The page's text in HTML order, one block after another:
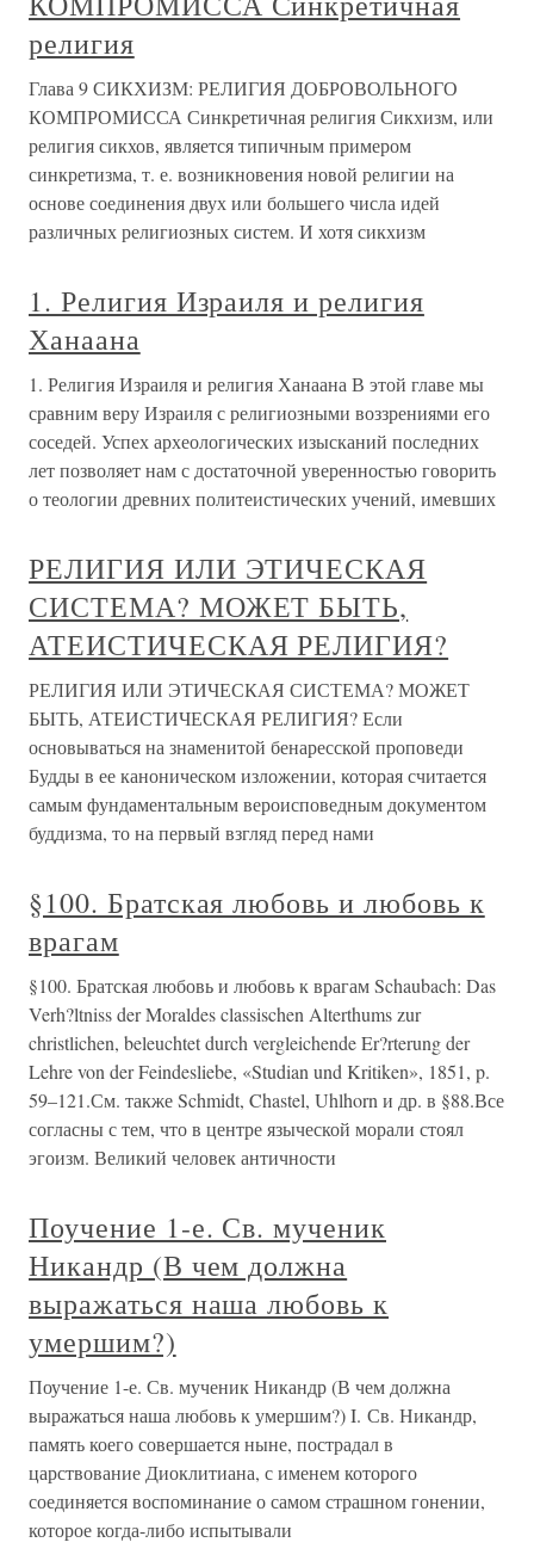
религия
Глава 9 СИКХИЗМ: РЕЛИГИЯ ДОБРОВОЛЬНОГО
КОМПРОМИССА Синкретичная религия Сикхизм, или
религия сикхов, является типичным примером
синкретизма, т. е. возникновения новой религии на
основе соединения двух или большего числа идей
различных религиозных систем. И хотя сикхизм
1. Религия Израиля и религия
Ханаана
1. Религия Израиля и религия Ханаана В этой главе мы
сравним веру Израиля с религиозными воззрениями его
соседей. Успех археологических изысканий последних
лет позволяет нам с достаточной уверенностью говорить
о теологии древних политеистических учений, имевших
РЕЛИГИЯ ИЛИ ЭТИЧЕСКАЯ
СИСТЕМА? МОЖЕТ БЫТЬ,
АТЕИСТИЧЕСКАЯ РЕЛИГИЯ?
РЕЛИГИЯ ИЛИ ЭТИЧЕСКАЯ СИСТЕМА? МОЖЕТ
БЫТЬ, АТЕИСТИЧЕСКАЯ РЕЛИГИЯ? Если
основываться на знаменитой бенаресской проповеди
Будды в ее каноническом изложении, которая считается
самым фундаментальным вероисповедным документом
буддизма, то на первый взгляд перед нами
§100. Братская любовь и любовь к
врагам
§100. Братская любовь и любовь к врагам Schaubach: Das
Verh?ltniss der Moraldes classischen Alterthums zur
christlichen, beleuchtet durch vergleichende Er?rterung der
Lehre von der Feindesliebe, «Studian und Kritiken», 1851, p.
59–121.См. также Schmidt, Chastel, Uhlhorn и др. в §88.Все
согласны с тем, что в центре языческой морали стоял
эгоизм. Великий человек античности
Поучение 1-е. Св. мученик
Никандр (В чем должна
выражаться наша любовь к
умершим?)
Поучение 1-е. Св. мученик Никандр (В чем должна
выражаться наша любовь к умершим?) I. Св. Никандр,
память коего совершается ныне, пострадал в
царствование Диоклитиана, с именем которого
соединяется воспоминание о самом страшном гонении,
которое когда-либо испытывали